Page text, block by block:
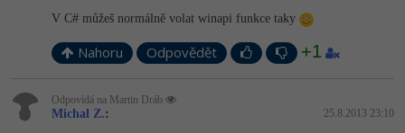
V C# můžeš normálně volat winapi funkce taky
Nahoru Odpovědět +1
Odpovídá na Martin Dráb
Michal Z.: 25.8.2013 23:10